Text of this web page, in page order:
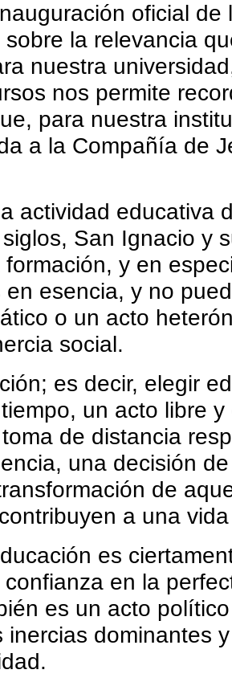
oficial de
la relevancia
nuestra
nos permite
para nuestra
a la Compañía de
actividad educativa
San Ignacio y
y en
esencia, y no
o un acto
social.
es decir, elegir
un acto libre
de distancia
una decisión
de
a una
es
en la
es un acto
inercias dominantes